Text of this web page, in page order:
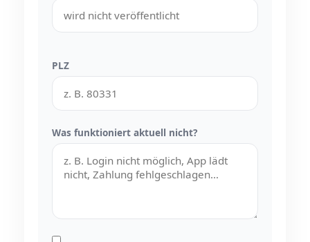
PLZ
Was funktioniert aktuell nicht?